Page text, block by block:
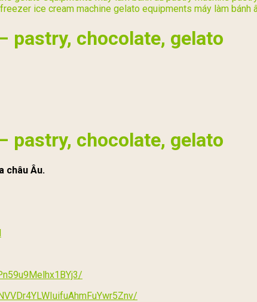
pastry, chocolate, gelato
pastry, chocolate, gelato
châu Âu.